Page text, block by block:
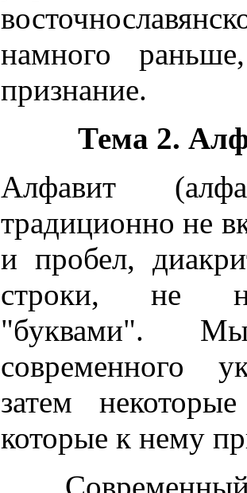
намного
признание.
Тема 2.
Алфавит
традиционно не
и пробел,
строки, не
"буквами".
современного
затем
которые к нему